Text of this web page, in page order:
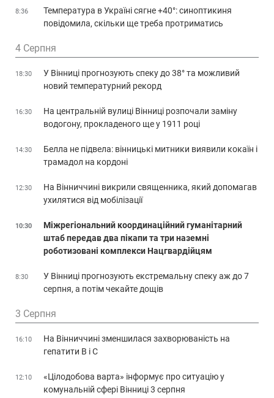
8:36
Температура в Україні сягне +40°: синоптикиня
повідомила, скільки ще треба протриматись
4 Серпня
18:30
У Вінниці прогнозують спеку до 38° та можливий
новий температурний рекорд
16:30
На центральній вулиці Вінниці розпочали заміну
водогону, прокладеного ще у 1911 році
14:30
Белла не підвела: вінницькі митники виявили кокаїн і
трамадол на кордоні
12:30
На Вінниччині викрили священника, який допомагав
ухилятися від мобілізації
10:30
Міжрегіональний координаційний гуманітарний
штаб передав два пікапи та три наземні
роботизовані комплекси Нацгвардійцям
8:30
У Вінниці прогнозують екстремальну спеку аж до 7
серпня, а потім чекайте дощів
3 Серпня
16:10
На Вінниччині зменшилася захворюваність на
гепатити В і С
12:10
«Цілодобова варта» інформує про ситуацію у
комунальній сфері Вінниці 3 серпня